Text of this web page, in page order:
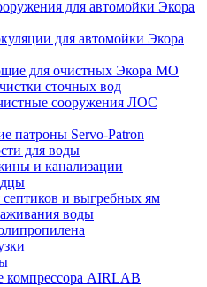
для автомойки Экора
для автомойки Экора
для очистных Экора МО
сточных вод
сооружения ЛОС
патроны Servo-Patron
для воды
и канализации
и выгребных ям
воды
AIRLAB